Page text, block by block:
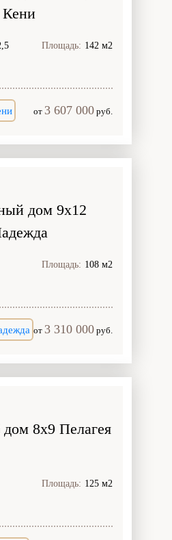
Кени
Площадь: 142 м2
от 3 607 000 руб.
дом 9х12
Площадь: 108 м2
от 3 310 000 руб.
8х9 Пелагея
Площадь: 125 м2